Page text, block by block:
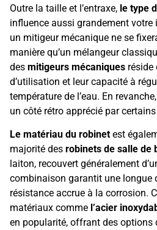
Outre la taille et l’entraxe, le type
influence aussi grandement
un mitigeur mécanique ne se
manière qu’un mélangeur
des mitigeurs mécaniques
d’utilisation et leur capacité à
température de l’eau. En
un côté rétro apprécié par
Le matériau du robinet est
majorité des robinets de salle de
laiton, recouvert généralement
combinaison garantit une longue
résistance accrue à la corrosion.
matériaux comme l’acier
en popularité, offrant des options